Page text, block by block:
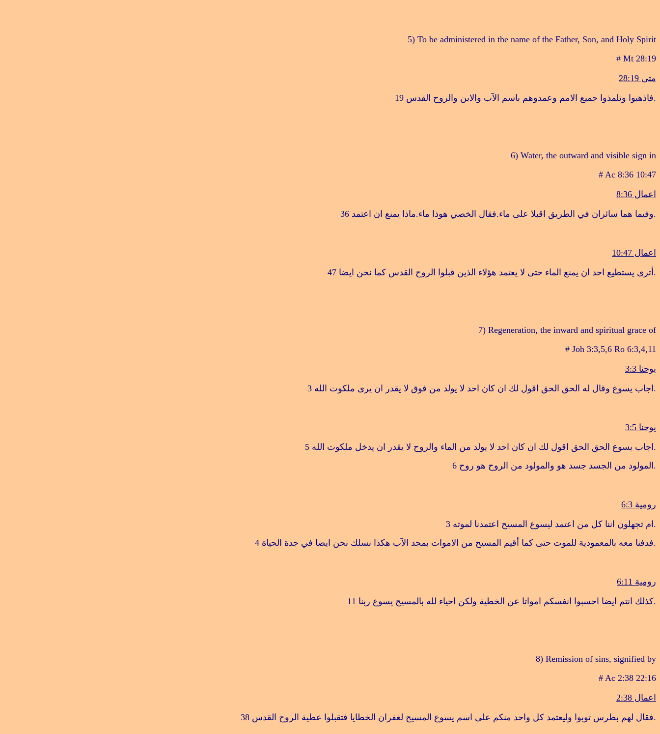
5) To be administered in the name of the Father, Son, and Holy Spirit
# Mt 28:19
متى 28:19
19 فاذهبوا وتلمذوا جميع الامم وعمدوهم باسم الآب والابن والروح القدس.
6) Water, the outward and visible sign in
# Ac 8:36 10:47
اعمال 8:36
36 وفيما هما سائران في الطريق اقبلا على ماء.فقال الخصي هوذا ماء.ماذا يمنع ان اعتمد‎.
اعمال 10:47
47 أترى يستطيع احد ان يمنع الماء حتى لا يعتمد هؤلاء الذين قبلوا الروح القدس كما نحن ايضا ‎.
7) Regeneration, the inward and spiritual grace of
# Joh 3:3,5,6 Ro 6:3,4,11
يوحنا 3:3
3 اجاب يسوع وقال له الحق الحق اقول لك ان كان احد لا يولد من فوق لا يقدر ان يرى ملكوت الله .
يوحنا 3:5
5 اجاب يسوع الحق الحق اقول لك ان كان احد لا يولد من الماء والروح لا يقدر ان يدخل ملكوت الله .
6 المولود من الجسد جسد هو والمولود من الروح هو روح .
رومية 6:3
3 ام تجهلون اننا كل من اعتمد ليسوع المسيح اعتمدنا لموته .
4 فدفنا معه بالمعمودية للموت حتى كما أقيم المسيح من الاموات بمجد الآب هكذا نسلك نحن ايضا في جدة الحياة.
رومية 6:11
11 كذلك انتم ايضا احسبوا انفسكم امواتا عن الخطية ولكن احياء لله بالمسيح يسوع ربنا.
8) Remission of sins, signified by
# Ac 2:38 22:16
اعمال 2:38
38 ‎ فقال لهم بطرس توبوا وليعتمد كل واحد منكم على اسم يسوع المسيح لغفران الخطايا فتقبلوا عطية الروح القدس‎.